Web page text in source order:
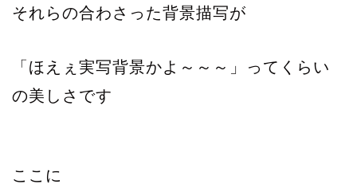
それらの合わさった背景描写が
「ほえぇ実写背景かよ～～～」ってくらい
の美しさです
ここに